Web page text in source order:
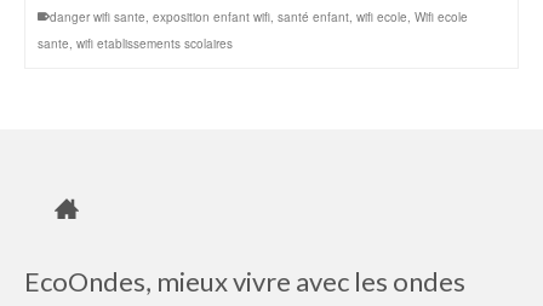
danger wifi sante, exposition enfant wifi, santé enfant, wifi ecole, Wifi ecole
sante, wifi etablissements scolaires
EcoOndes, mieux vivre avec les ondes